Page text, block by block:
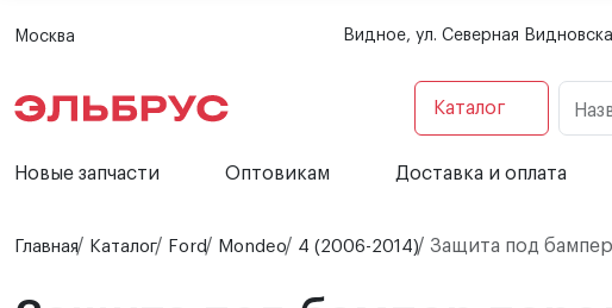
Москва Видное, ул. Северная
Каталог
Новые запчасти Оптовикам Доставка и оплата
Главная Каталог Ford Mondeo 4 (2006-2014) Защита под